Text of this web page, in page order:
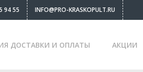
94 55 INFO@PRO-KRASKOPULT.RU
ДОСТАВКИ И ОПЛАТЫ АКЦИИ